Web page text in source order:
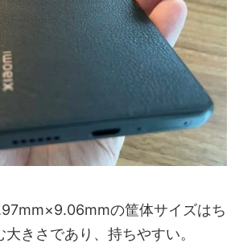
の筐体サイズはち
きさであり、持ちやすい。